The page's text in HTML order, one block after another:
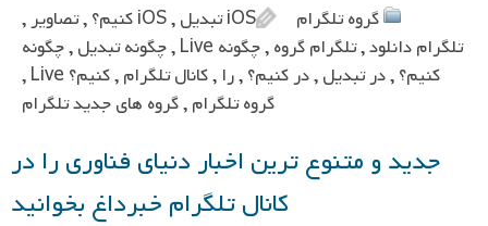
گروه تلگرام iOS تبدیل ,iOS کنیم؟ ,تصاویر,
تلگرام دانلود,تلگرام گروه,چگونه Live ,چگونه تبدیل,چگونه
کنیم؟,در تبدیل,در کنیم؟,را, کانال تلگرام,کنیم؟ Live
,
گروه تلگرام,گروه های جدید تلگرام
جدید و متنوع ترین اخبار دنیای فناوری را در
کانال تلگرام خبرداغ بخوانید